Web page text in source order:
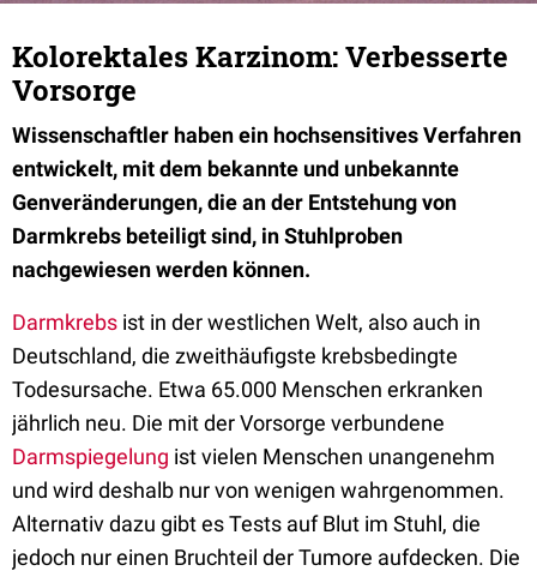
Kolorektales Karzinom: Verbesserte
Vorsorge
Wissenschaftler haben ein hochsensitives Verfahren
entwickelt, mit dem bekannte und unbekannte
Genveränderungen, die an der Entstehung von
Darmkrebs beteiligt sind, in Stuhlproben
nachgewiesen werden können.
Darmkrebs ist in der westlichen Welt, also auch in
Deutschland, die zweithäufigste krebsbedingte
Todesursache. Etwa 65.000 Menschen erkranken
jährlich neu. Die mit der Vorsorge verbundene
Darmspiegelung ist vielen Menschen unangenehm
und wird deshalb nur von wenigen wahrgenommen.
Alternativ dazu gibt es Tests auf Blut im Stuhl, die
jedoch nur einen Bruchteil der Tumore aufdecken. Die